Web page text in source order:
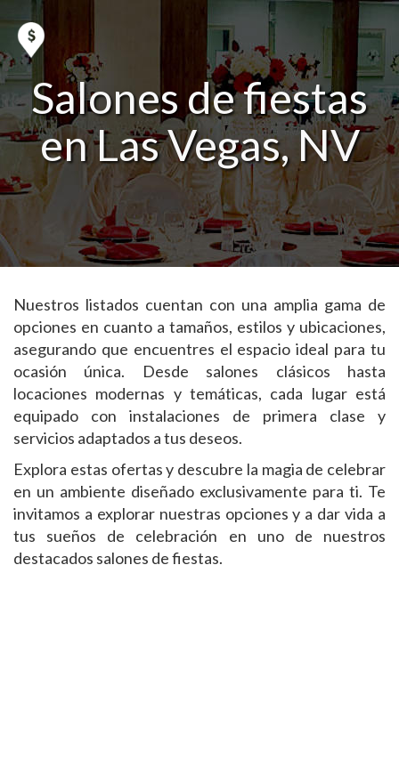
Salones de fiestas
en Las Vegas, NV
Nuestros listados cuentan con una amplia gama de
opciones en cuanto a tamaños, estilos y ubicaciones,
asegurando que encuentres el espacio ideal para tu
ocasión única. Desde salones clásicos hasta
locaciones modernas y temáticas, cada lugar está
equipado con instalaciones de primera clase y
servicios adaptados a tus deseos.
Explora estas ofertas y descubre la magia de celebrar
en un ambiente diseñado exclusivamente para ti. Te
invitamos a explorar nuestras opciones y a dar vida a
tus sueños de celebración en uno de nuestros
destacados salones de fiestas.